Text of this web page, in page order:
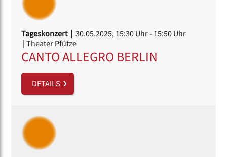
Tageskonzert | 30.05.2025, 15:30 Uhr- 15:50 Uhr
| Theater Pfütze
CANTO ALLEGRO BERLIN
DETAILS